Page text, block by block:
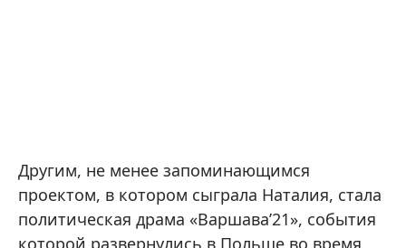
Другим, не менее запоминающимся
проектом, в котором сыграла Наталия, стала
политическая драма «Варшава’21», события
которой развернулись в Польше во время